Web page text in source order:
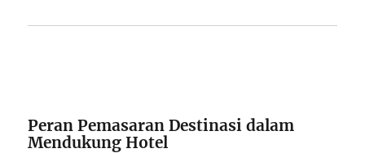
Peran Pemasaran Destinasi dalam
Mendukung Hotel